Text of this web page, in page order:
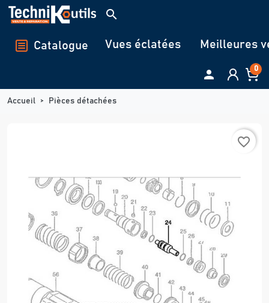
Panneau de gestion des cookies
search
Catalogue Vues éclatées Meilleures
 0
Accueil Pièces détachées
favorite_border